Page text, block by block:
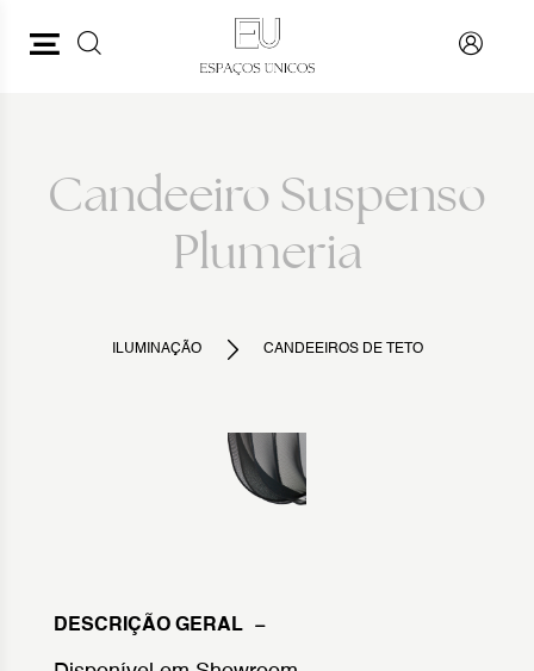
Candeeiro Suspenso
Plumeria
ILUMINAÇÃO CANDEEIROS DE TETO
DESCRIÇÃO GERAL
PESQUISAR